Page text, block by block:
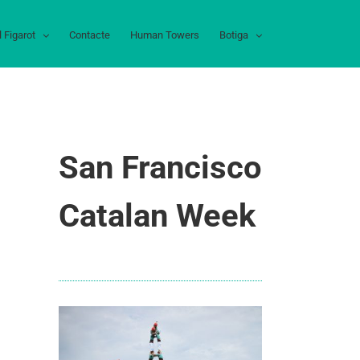
Figarot Contacte Human Towers Botiga
San Francisco
Catalan Week